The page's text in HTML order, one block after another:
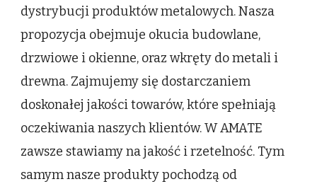
dystrybucji produktów metalowych. Nasza
propozycja obejmuje okucia budowlane,
drzwiowe i okienne, oraz wkręty do metali i
drewna. Zajmujemy się dostarczaniem
doskonałej jakości towarów, które spełniają
oczekiwania naszych klientów. W AMATE
zawsze stawiamy na jakość i rzetelność. Tym
samym nasze produkty pochodzą od